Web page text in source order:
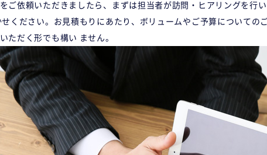
ご依頼いただきましたら、まずは担当者が訪問・ヒアリングを行
ください。お見積もりにあたり、ボリュームやご予算について
ただく形でも構い ません。